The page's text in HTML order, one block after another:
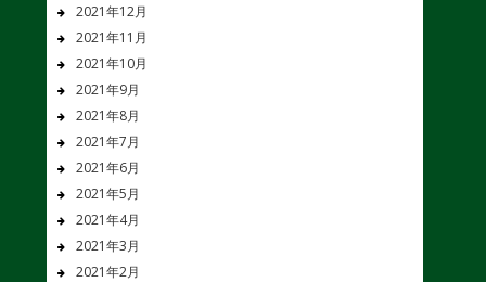
2021年12月
2021年11月
2021年10月
2021年9月
2021年8月
2021年7月
2021年6月
2021年5月
2021年4月
2021年3月
2021年2月